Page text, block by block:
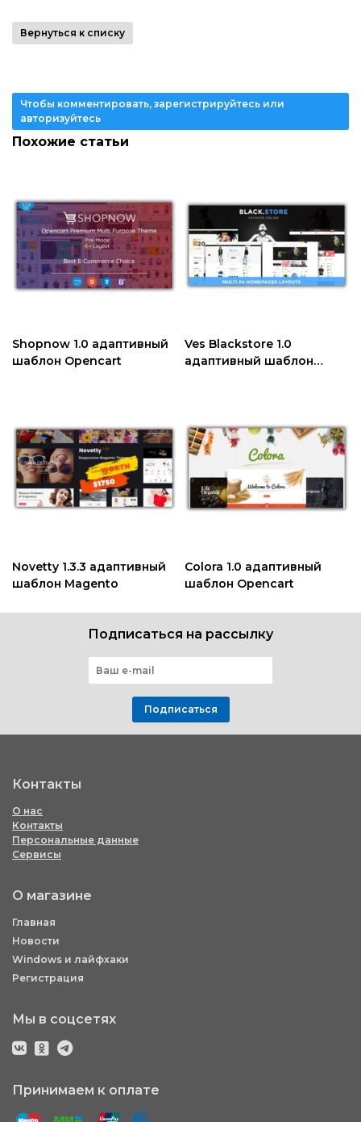
Вернуться к списку
Чтобы комментировать, зарегистрируйтесь или
авторизуйтесь
Похожие статьи
Shopnow 1.0 адаптивный
шаблон Opencart
Ves Blackstore 1.0
адаптивный шаблон
Novetty 1.3.3 адаптивный
шаблон Magento
Colora 1.0 адаптивный
шаблон Opencart
Подписаться на рассылку
Подписаться
Контакты
О нас
Контакты
Персональные данные
Сервисы
О магазине
Главная
Новости
Windows и лайфхаки
Регистрация
Мы в соцсетях
Принимаем к оплате